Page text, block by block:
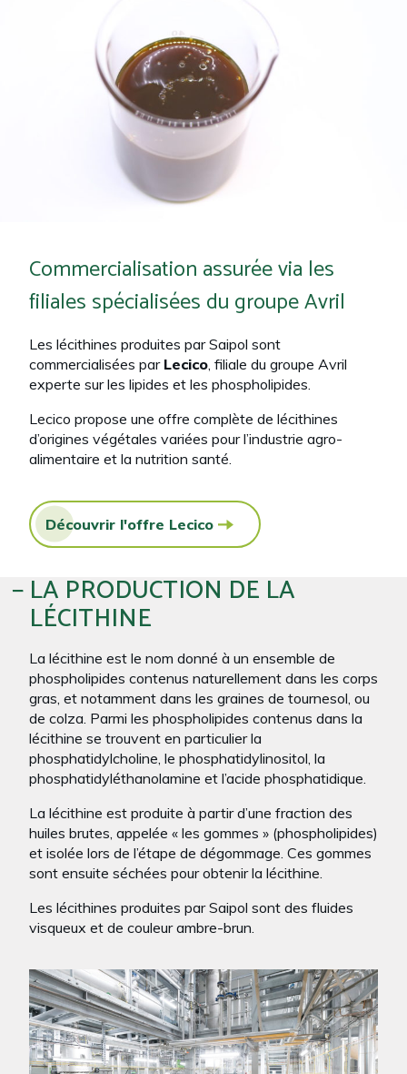
Commercialisation assurée via les
filiales spécialisées du groupe Avril
Les lécithines produites par Saipol sont
commercialisées par Lecico, filiale du groupe Avril
experte sur les lipides et les phospholipides. ​
Lecico propose une offre complète de lécithines
d’origines végétales variées pour l’industrie agro-
alimentaire et la nutrition santé.
Découvrir l'offre Lecico
LA PRODUCTION DE LA
LÉCITHINE
La lécithine est le nom donné à un ensemble de
phospholipides contenus naturellement dans les corps
gras, et notamment dans les graines de tournesol, ou
de colza. Parmi les phospholipides contenus dans la
lécithine se trouvent en particulier la
phosphatidylcholine, le phosphatidylinositol, la
phosphatidyléthanolamine et l’acide phosphatidique.​
La lécithine est produite à partir d’une fraction des
huiles brutes, appelée « les gommes » (phospholipides)
et isolée lors de l’étape de dégommage. Ces gommes
sont ensuite séchées pour obtenir la lécithine.
Les lécithines produites par Saipol sont des fluides
visqueux et de couleur ambre-brun.